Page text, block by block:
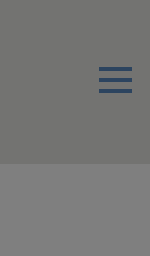
Menu